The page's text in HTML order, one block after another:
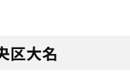
区大名